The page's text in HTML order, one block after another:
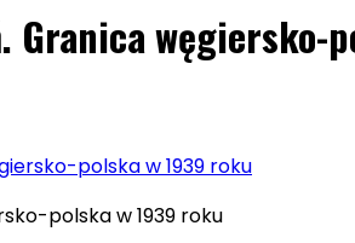
Granica węgiersko-
polska w 1939 roku